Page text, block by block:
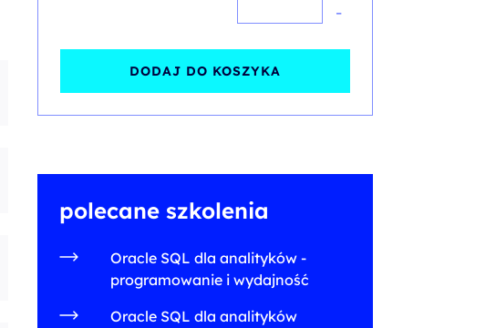
dla
analityków
-
DODAJ DO KOSZYKA
polecane szkolenia
Oracle SQL dla analityków -
programowanie i wydajność
Oracle SQL dla analityków